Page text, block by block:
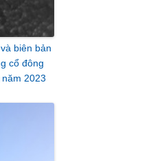
biên bản
cổ đông
2023